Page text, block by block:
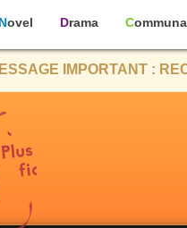
Novel Drama
IMPORTANT :